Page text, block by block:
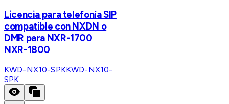
Licencia para telefonía SIP
compatible con NXDN o
DMR para NXR-1700
NXR-1800
KWD-NX10-SPKKWD-NX10-
SPK